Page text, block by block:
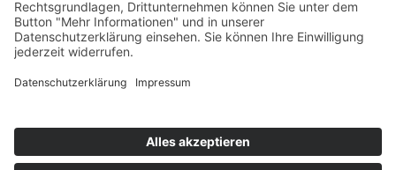
Daten zu Ihren Aktivitäten sammeln. Bitte
lesen Sie die Details durchund
stimmen Sie der Nutzung des Service zu, um fortzufahren.
Zum Newsletter anmelden